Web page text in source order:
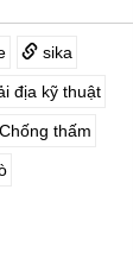
đ
đ
sika
địa kỹ thuật
Chống thấm